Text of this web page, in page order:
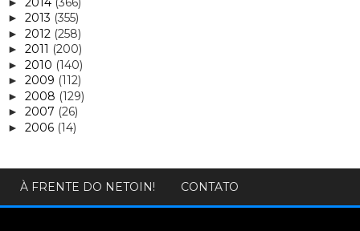
► 2013 (355)
► 2012 (258)
► 2011 (200)
► 2010 (140)
► 2009 (112)
► 2008 (129)
► 2007 (26)
► 2006 (14)
À FRENTE DO NETOIN! CONTATO